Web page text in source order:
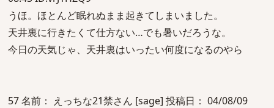
うほ。ほとんど眠れぬまま起きてしまいました。
天井裏に行きたくて仕方ない…でも暑いだろうな。
今日の天気じゃ、天井裏はいったい何度になるのやら
57 名前： えっちな21禁さん [sage] 投稿日： 04/08/09